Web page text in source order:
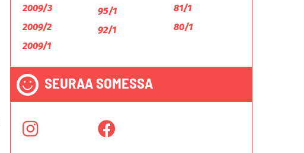
2009/3
2009/2
2009/1
95/1
92/1
81/1
80/1
SEURAA SOMESSA